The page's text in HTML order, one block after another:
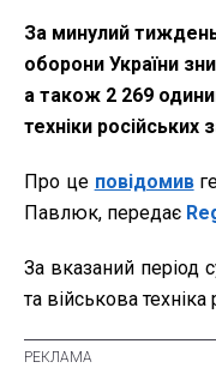
За минулий
оборони України
а також 2 269
техніки російських
Про це повідомив
Павлюк, передає
За вказаний період
та військова